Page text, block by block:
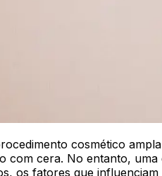
cosmético
com cera. No entanto,
os fatores que